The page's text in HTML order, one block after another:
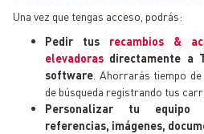
Una vez que tengas acceso, podrás:
Pedir tus recambios &
elevadoras directamente a
software . Ahorrarás tiempo
de búsqueda registrando tus
Personalizar tu equipo
referencias, imágenes,